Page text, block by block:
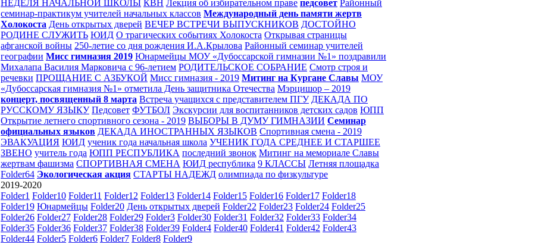
НЕДЕЛЯ НАЧАЛЬНОЙ ШКОЛЫ КВН Лекция об избирательном праве педсовет Районный
семинар-практикум учителей начальных классов Международный день памяти жертв
Холокоста День открытых дверей ВЕЧЕР ВСТРЕЧИ ВЫПУСКНИКОВ ДОСТОЙНО
РОДИНЕ СЛУЖИТЬ ЮИД О трагических событиях Холокоста Открывая страницы
афганской войны 250-летие со дня рождения И.А.Крылова Районный семинар учителей
географии Мисс гимназия 2019 Юнармейцы МОУ «Дубоссарской гимназии №1» поздравили
Михалапа Василия Марковича с 96-летием РОДИТЕЛЬСКОЕ СОБРАНИЕ Смотр строя и
речевки ПРОЩАНИЕ С АЗБУКОЙ Мисс гимназия - 2019 Митинг на Кургане Славы МОУ
«Дубоссарская гимназия №1» отметила День защитника Отечества Мэрцишор – 2019
концерт, посвященный 8 марта Встреча учащихся с представителем ПГУ ДЕКАДА ПО
РУССКОМУ ЯЗЫКУ Педсовет ФУТБОЛ Экскурсии для воспитанников детских садов ЮПП
Открытие летнего спортивного сезона - 2019 ВЫБОРЫ В ДУМУ ГИМНАЗИИ Семинар
официальных языков ДЕКАДА ИНОСТРАННЫХ ЯЗЫКОВ Спортивная смена - 2019
ЭВАКУАЦИЯ ЮИД ученик года начальная школа УЧЕНИК ГОДА СРЕДНЕЕ И СТАРШЕЕ
ЗВЕНО учитель года ЮПП РЕСПУБЛИКА последний звонок Митинг на мемориале Славы
жертвам фашизма СПОРТИВНАЯ СМЕНА ЮИД республика 9 КЛАССЫ Летняя площадка
Folder64 Экологическая акция СТАРТЫ НАДЕЖД олимпиада по физкультуре
2019-2020
Folder1 Folder10 Folder11 Folder12 Folder13 Folder14 Folder15 Folder16 Folder17 Folder18
Folder19 Юнармейцы Folder20 День открытых дверей Folder22 Folder23 Folder24 Folder25
Folder26 Folder27 Folder28 Folder29 Folder3 Folder30 Folder31 Folder32 Folder33 Folder34
Folder35 Folder36 Folder37 Folder38 Folder39 Folder4 Folder40 Folder41 Folder42 Folder43
Folder44 Folder5 Folder6 Folder7 Folder8 Folder9